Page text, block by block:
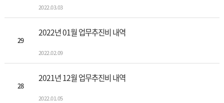
2022.03.03
29
2022년 01월 업무추진비 내역
2022.02.09
28
2021년 12월 업무추진비 내역
2022.01.05